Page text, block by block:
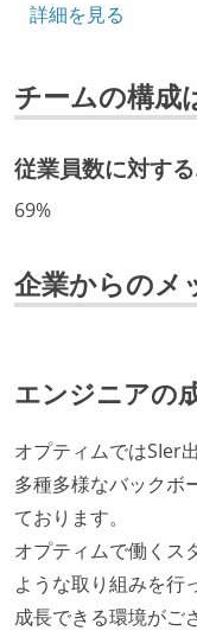
いる
ついて話す場が
CTO またはそ
ング部門の人間
社外から登壇を
エンジニアが自
スに登壇してい
最新技術を追い
れ、参加者が自
Slack等で、最
している
詳細を見る
チームの構成
従業員数に対す
69%
企業からのメ
エンジニアの
オプティムではSIer
多種多様なバックボ
ております。
オプティムで働くス
ような取り組みを行
成長できる環境がご